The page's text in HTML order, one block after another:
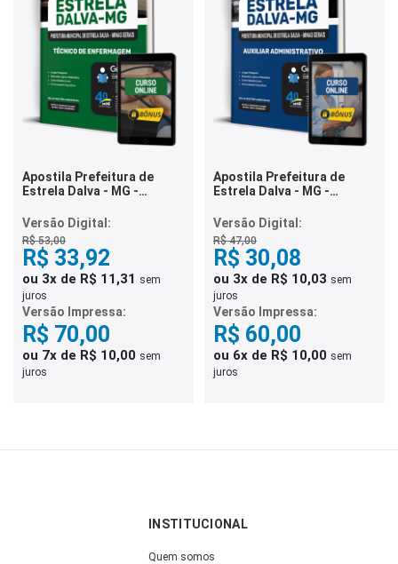
Apostila Prefeitura de
Estrela Dalva - MG -
Versão Digital:
R$ 53,00
R$ 33,92
ou 3x de R$ 11,31 sem
juros
Versão Impressa:
R$ 70,00
ou 7x de R$ 10,00 sem
juros
Apostila Prefeitura de
Estrela Dalva - MG -
Versão Digital:
R$ 47,00
R$ 30,08
ou 3x de R$ 10,03 sem
juros
Versão Impressa:
R$ 60,00
ou 6x de R$ 10,00 sem
juros
INSTITUCIONAL
Quem somos